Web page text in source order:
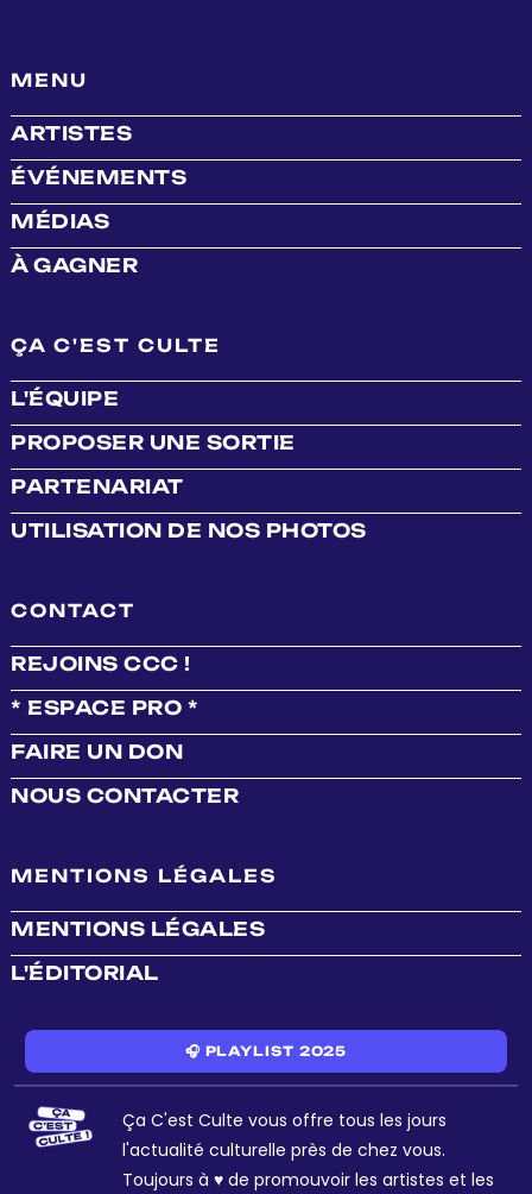
MENU
ARTISTES
ÉVÉNEMENTS
MÉDIAS
À GAGNER
ÇA C'EST CULTE
L'ÉQUIPE
PROPOSER UNE SORTIE
PARTENARIAT
UTILISATION DE NOS PHOTOS
CONTACT
REJOINS CCC !
* ESPACE PRO *
FAIRE UN DON
NOUS CONTACTER
MENTIONS LÉGALES
MENTIONS LÉGALES
L'ÉDITORIAL
🎧 PLAYLIST 2025
Ça C'est Culte vous offre tous les jours
l'actualité culturelle près de chez vous.
Toujours à ♥ de promouvoir les artistes et les